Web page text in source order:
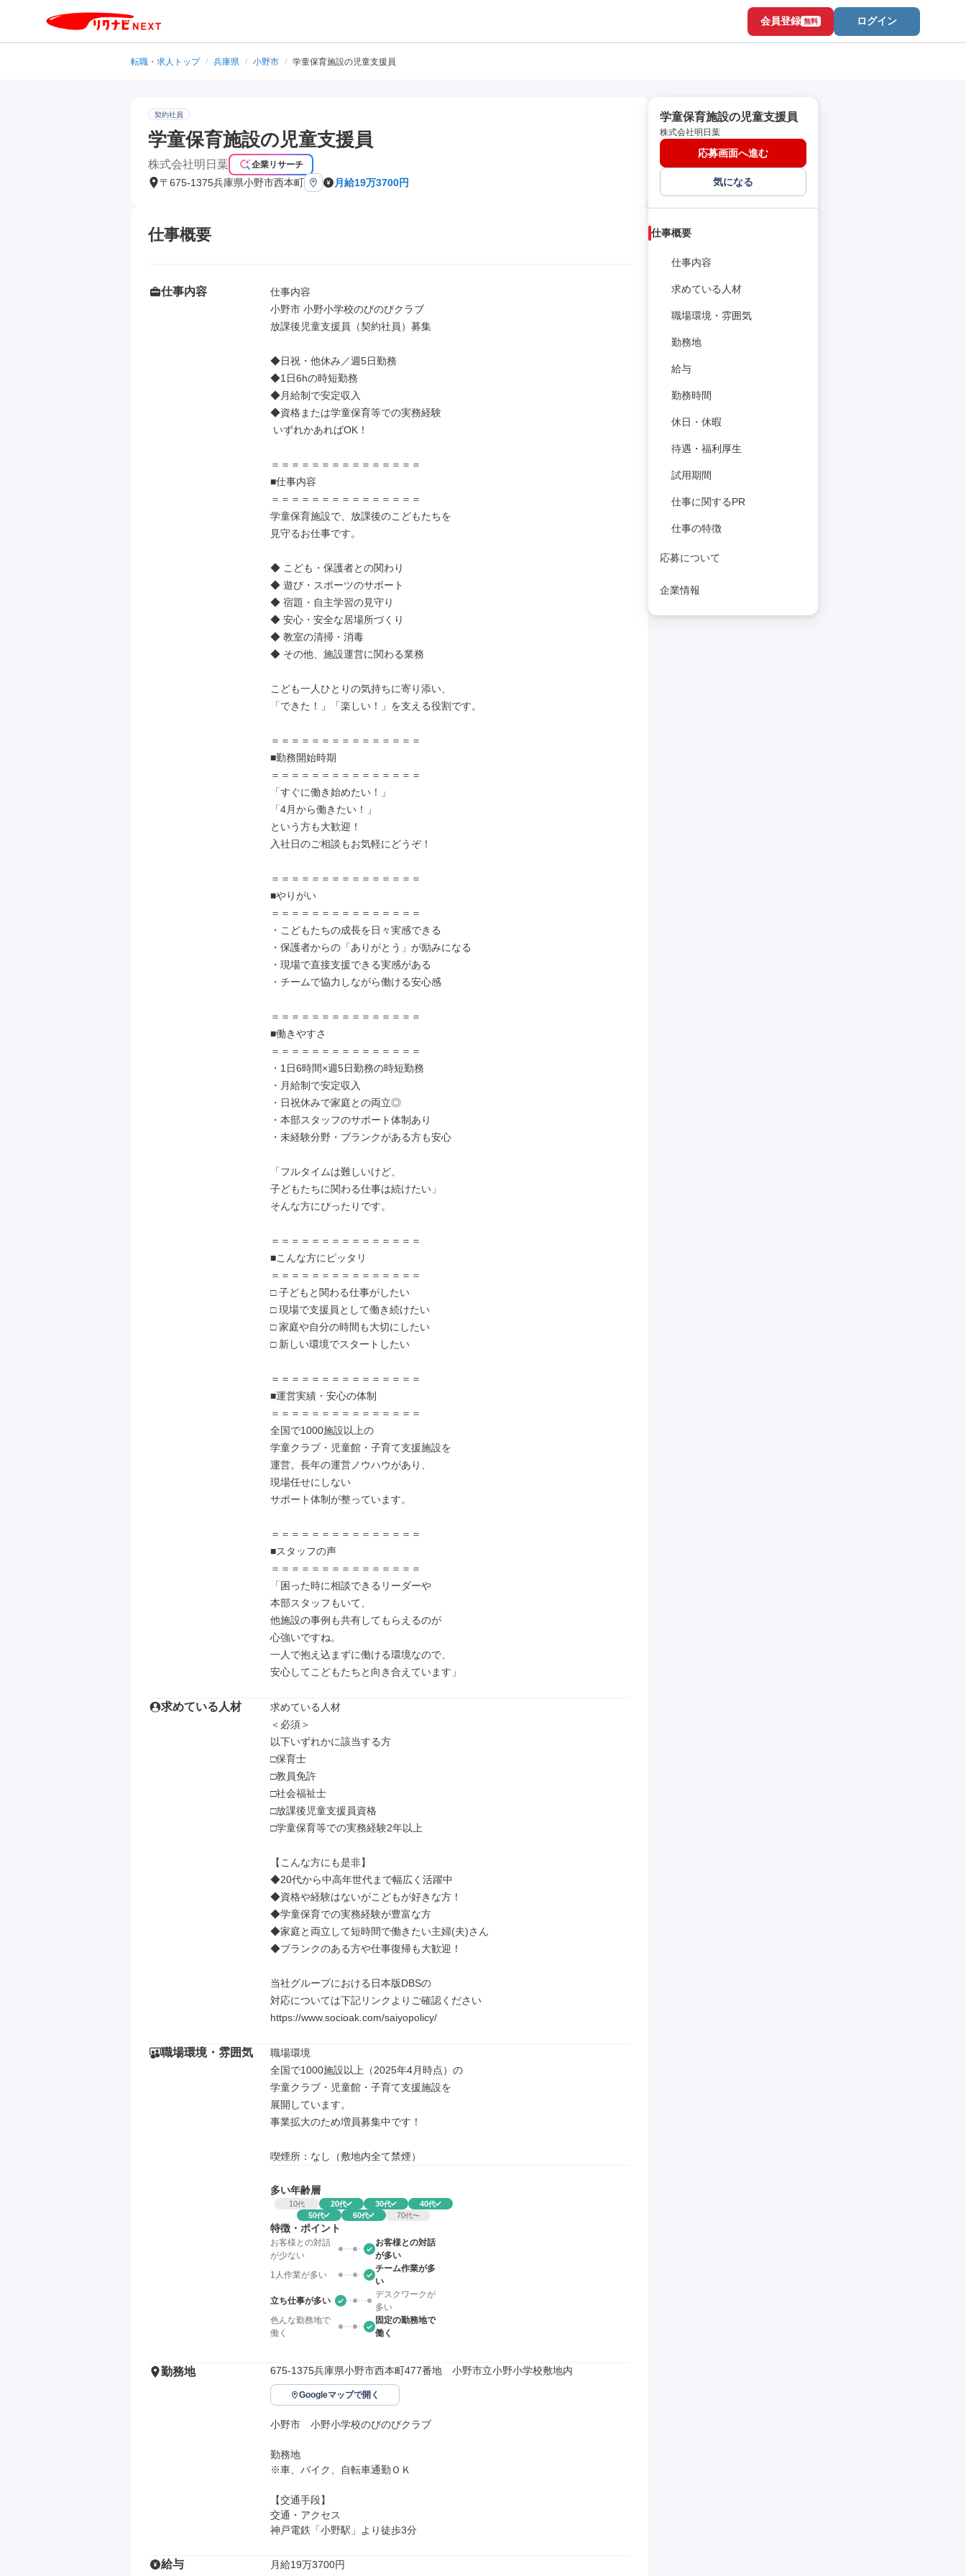
会員登録 無料 ログイン
転職・求人トップ / 兵庫県 / 小野市 / 学童保育施設の児童支援員
契約社員
学童保育施設の児童支援員
株式会社明日葉 企業リサーチ
〒675-1375兵庫県小野市西本町 月給19万3700円
仕事概要
仕事内容
仕事内容
小野市 小野小学校のびのびクラブ
放課後児童支援員（契約社員）募集
◆日祝・他休み／週5日勤務
◆1日6hの時短勤務
◆月給制で安定収入
◆資格または学童保育等での実務経験
＝＝＝＝＝＝＝＝＝＝＝＝＝＝＝
■仕事内容
＝＝＝＝＝＝＝＝＝＝＝＝＝＝＝
学童保育施設で、放課後のこどもたちを
見守るお仕事です。
◆ こども・保護者との関わり
◆ 遊び・スポーツのサポート
◆ 宿題・自主学習の見守り
◆ 安心・安全な居場所づくり
◆ 教室の清掃・消毒
◆ その他、施設運営に関わる業務
こども一人ひとりの気持ちに寄り添い、
「できた！」「楽しい！」を支える役割です。
＝＝＝＝＝＝＝＝＝＝＝＝＝＝＝
■勤務開始時期
＝＝＝＝＝＝＝＝＝＝＝＝＝＝＝
「すぐに働き始めたい！」
「4月から働きたい！」
という方も大歓迎！
入社日のご相談もお気軽にどうぞ！
＝＝＝＝＝＝＝＝＝＝＝＝＝＝＝
■やりがい
＝＝＝＝＝＝＝＝＝＝＝＝＝＝＝
・こどもたちの成長を日々実感できる
・保護者からの「ありがとう」が励みになる
・現場で直接支援できる実感がある
・チームで協力しながら働ける安心感
＝＝＝＝＝＝＝＝＝＝＝＝＝＝＝
■働きやすさ
＝＝＝＝＝＝＝＝＝＝＝＝＝＝＝
・1日6時間×週5日勤務の時短勤務
・月給制で安定収入
・日祝休みで家庭との両立◎
・本部スタッフのサポート体制あり
・未経験分野・ブランクがある方も安心
「フルタイムは難しいけど、
子どもたちに関わる仕事は続けたい」
そんな方にぴったりです。
＝＝＝＝＝＝＝＝＝＝＝＝＝＝＝
■こんな方にピッタリ
＝＝＝＝＝＝＝＝＝＝＝＝＝＝＝
□ 子どもと関わる仕事がしたい
□ 現場で支援員として働き続けたい
□ 家庭や自分の時間も大切にしたい
□ 新しい環境でスタートしたい
＝＝＝＝＝＝＝＝＝＝＝＝＝＝＝
■運営実績・安心の体制
＝＝＝＝＝＝＝＝＝＝＝＝＝＝＝
全国で1000施設以上の
学童クラブ・児童館・子育て支援施設を
運営。長年の運営ノウハウがあり、
現場任せにしない
サポート体制が整っています。
＝＝＝＝＝＝＝＝＝＝＝＝＝＝＝
■スタッフの声
＝＝＝＝＝＝＝＝＝＝＝＝＝＝＝
「困った時に相談できるリーダーや
本部スタッフもいて、
他施設の事例も共有してもらえるのが
心強いですね。
一人で抱え込まずに働ける環境なので、
安心してこどもたちと向き合えています」
求めている人材
求めている人材
＜必須＞
以下いずれかに該当する方
□保育士
□教員免許
□社会福祉士
□放課後児童支援員資格
□学童保育等での実務経験2年以上
【こんな方にも是非】
◆20代から中高年世代まで幅広く活躍中
◆資格や経験はないがこどもが好きな方！
◆学童保育での実務経験が豊富な方
◆家庭と両立して短時間で働きたい主婦(夫)さん
◆ブランクのある方や仕事復帰も大歓迎！
当社グループにおける日本版DBSの
対応については下記リンクよりご確認ください
https://www.socioak.com/saiyopolicy/
職場環境・雰囲気
職場環境
全国で1000施設以上（2025年4月時点）の
学童クラブ・児童館・子育て支援施設を
展開しています。
事業拡大のため増員募集中です！
喫煙所：なし（敷地内全て禁煙）
多い年齢層
10代 20代 30代 40代
50代 60代 70代〜
特徴・ポイント
お客様との対話
が少ない
お客様との対話
が多い
1人作業が多い
チーム作業が多
い
立ち仕事が多い
デスクワークが
多い
色んな勤務地で
働く
固定の勤務地で
働く
勤務地 675-1375兵庫県小野市西本町477番地　小野市立小野小学校敷地内
Googleマップで開く
小野市　小野小学校のびのびクラブ
勤務地
※車、バイク、自転車通勤ＯＫ
【交通手段】
交通・アクセス
神戸電鉄「小野駅」より徒歩3分
給与 月給19万3700円
学童保育施設の児童支援員
株式会社明日葉
応募画面へ進む
気になる
仕事概要
仕事内容
求めている人材
職場環境・雰囲気
勤務地
給与
勤務時間
休日・休暇
待遇・福利厚生
試用期間
仕事に関するPR
仕事の特徴
応募について
企業情報